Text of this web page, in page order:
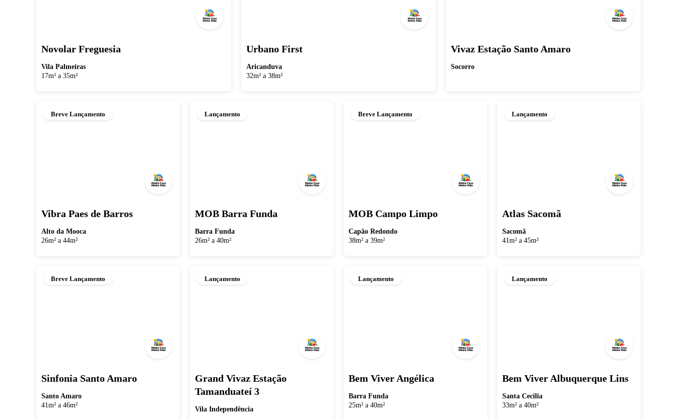
Novolar Freguesia
Vila Palmeiras
17m² a 35m²
Urbano First
Aricanduva
32m² a 38m²
Vivaz Estação Santo Amaro
Socorro
Breve Lançamento
Vibra Paes de Barros
Alto da Mooca
26m² a 44m²
Lançamento
MOB Barra Funda
Barra Funda
26m² a 40m²
Breve Lançamento
MOB Campo Limpo
Capão Redondo
38m² a 39m²
Lançamento
Atlas Sacomã
Sacomã
41m² a 45m²
Breve Lançamento
Sinfonia Santo Amaro
Santo Amaro
41m² a 46m²
Lançamento
Grand Vivaz Estação
Tamanduateí 3
Vila Independência
Lançamento
Bem Viver Angélica
Barra Funda
25m² a 40m²
Lançamento
Bem Viver Albuquerque Lins
Santa Cecilia
33m² a 40m²